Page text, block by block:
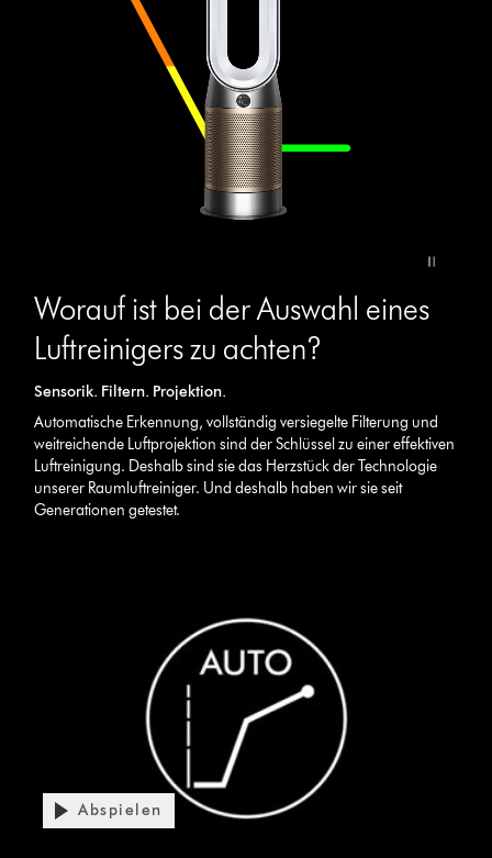
Video
Transcript
Worauf ist bei der Auswahl eines
Luftreinigers zu achten?
Sensorik. Filtern. Projektion.
Automatische Erkennung, vollständig versiegelte Filterung und
weitreichende Luftprojektion sind der Schlüssel zu einer effektiven
Luftreinigung. Deshalb sind sie das Herzstück der Technologie
unserer Raumluftreiniger. Und deshalb haben wir sie seit
Generationen getestet.
Video-
Transkript
Abspielen